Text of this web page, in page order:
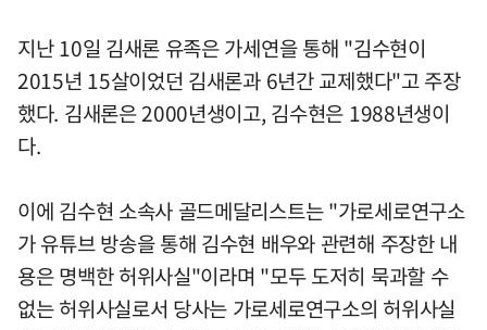
지난 10일 김새론 유족은 가세연을 통해 "김수현이
2015년 15살이었던 김새론과 6년간 교제했다"고 주장
했다. 김새론은 2000년생이고, 김수현은 1988년생이
다.
이에 김수현 소속사 골드메달리스트는 "가로세로연구소
가 유튜브 방송을 통해 김수현 배우와 관련해 주장한 내
용은 명백한 허위사실"이라며 "모두 도저히 묵과할 수
없는 허위사실로서 당사는 가로세로연구소의 허위사실